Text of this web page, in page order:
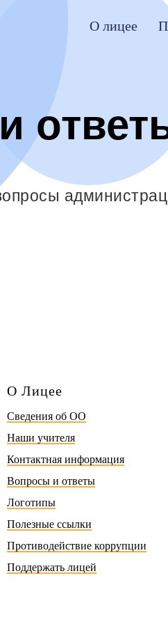
О лицее
О Лицее
Сведения об ОО
Наши учителя
Контактная информация
Вопросы и ответы
Логотипы
Полезные ссылки
Противодействие коррупции
Поддержать лицей